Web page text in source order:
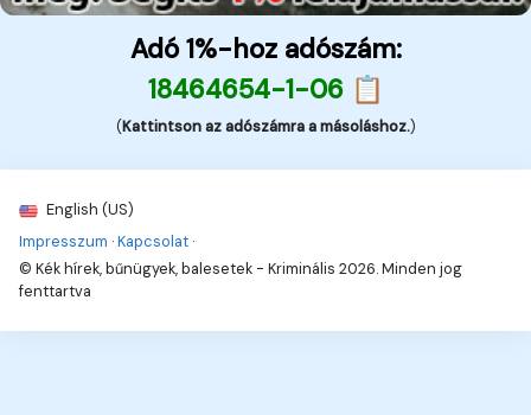
Adó 1%-hoz adószám:
18464654-1-06 📋
(Kattintson az adószámra a másoláshoz.)
English (US)
Impresszum ·Kapcsolat ·
© Kék hírek, bűnügyek, balesetek - Kriminális 2026. Minden jog
fenttartva